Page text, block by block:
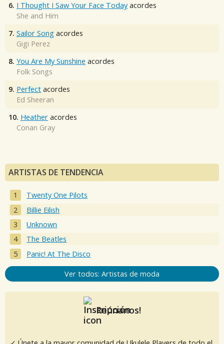
6. I Thought I Saw Your Face Today acordes
She and Him
7. Sailor Song acordes
Gigi Perez
8. You Are My Sunshine acordes
Folk Songs
9. Perfect acordes
Ed Sheeran
10. Heather acordes
Conan Gray
ARTISTAS DE TENDENCIA
Twenty One Pilots
Billie Eilish
Unknown
The Beatles
Panic! At The Disco
Ver todos: Artistas de moda
Reúnanos!